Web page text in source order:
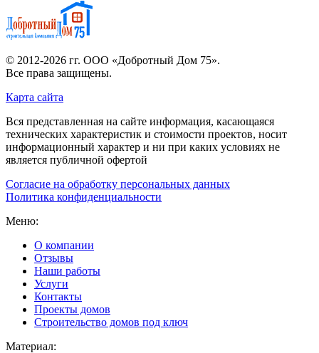
© 2012-2026 гг. ООО «Добротный Дом 75».
Все права защищены.
Карта сайта
Вся представленная на сайте информация, касающаяся
технических характеристик и стоимости проектов, носит
информационный характер и ни при каких условиях не
является публичной офертой
Согласие на обработку персональных данных
Политика конфиденциальности
Меню:
О компании
Отзывы
Наши работы
Услуги
Контакты
Проекты домов
Строительство домов под ключ
Материал: